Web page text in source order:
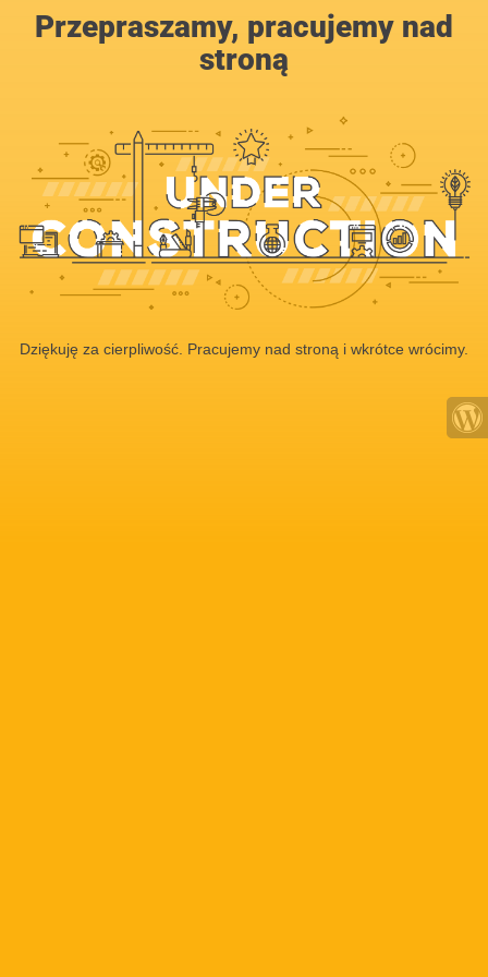
Przepraszamy, pracujemy nad
stroną
Dziękuję za cierpliwość. Pracujemy nad stroną i wkrótce wrócimy.